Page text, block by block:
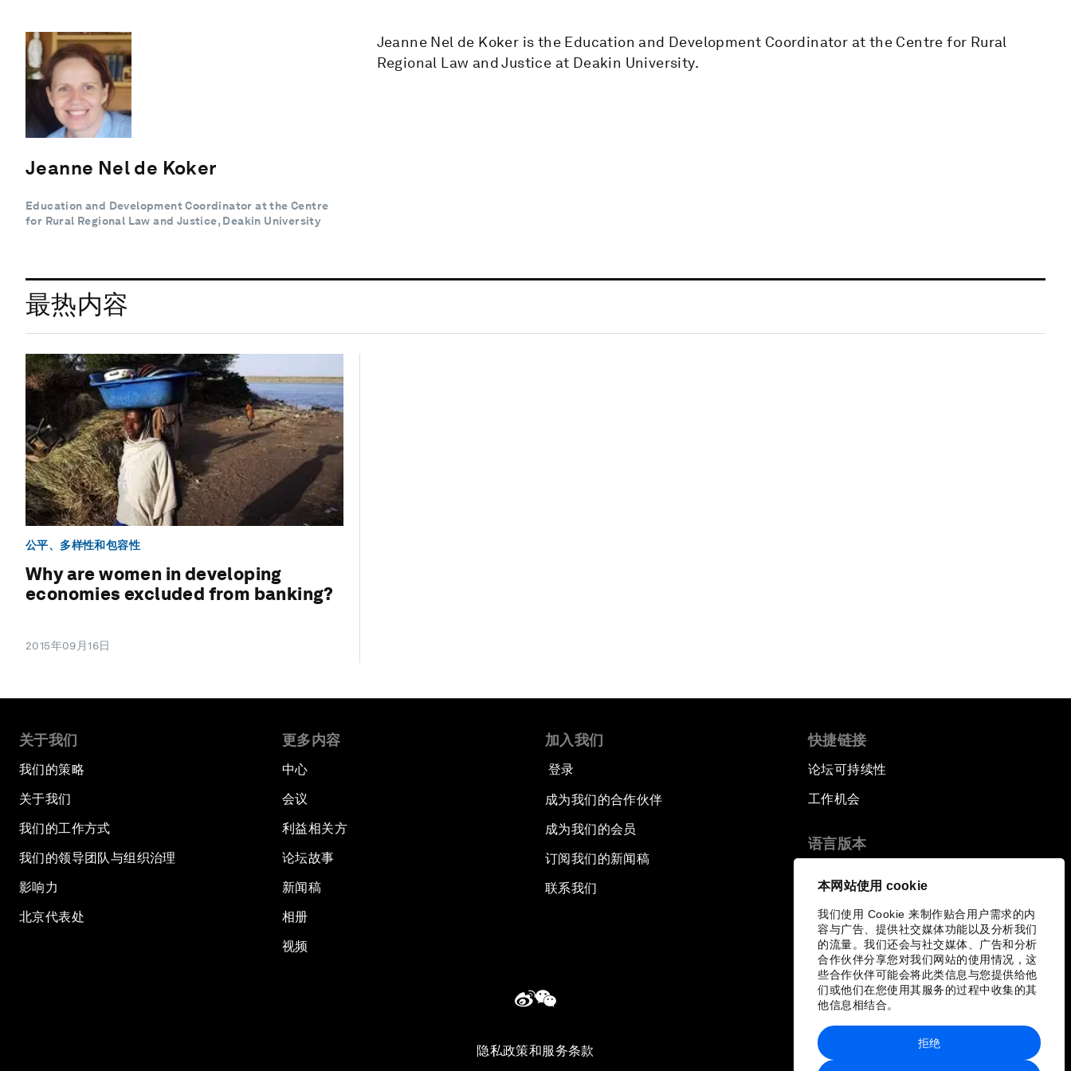
本网站使用 cookie
我们使用 Cookie 来制作贴合用户需求的内
容与广告、提供社交媒体功能以及分析我们
的流量。我们还会与社交媒体、广告和分析
合作伙伴分享您对我们网站的使用情况，这
些合作伙伴可能会将此类信息与您提供给他
们或他们在您使用其服务的过程中收集的其
他信息相结合。
拒绝
Jeanne Nel de Koker
Education and Development Coordinator at the Centre
for Rural Regional Law and Justice, Deakin University
Jeanne Nel de Koker is the Education and Development Coordinator at the Centre for Rural
Regional Law and Justice at Deakin University.
最热内容
公平、多样性和包容性
Why are women in developing
economies excluded from banking?
2015年09月16日
关于我们
我们的策略
关于我们
我们的工作方式
我们的领导团队与组织治理
影响力
北京代表处
更多内容
中心
会议
利益相关方
论坛故事
新闻稿
相册
视频
加入我们
登录
成为我们的合作伙伴
成为我们的会员
订阅我们的新闻稿
联系我们
快捷链接
论坛可持续性
工作机会
语言版本
隐私政策和服务条款